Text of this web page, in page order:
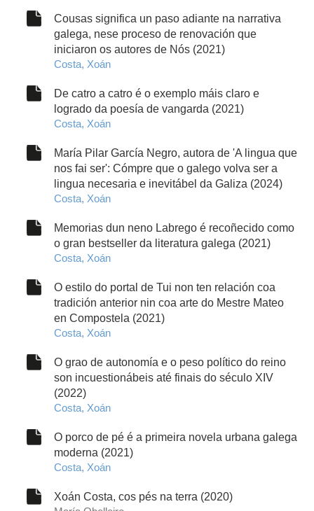
Cousas significa un paso adiante na narrativa
galega, nese proceso de renovación que
iniciaron os autores de Nós (2021)
Costa, Xoán
De catro a catro é o exemplo máis claro e
logrado da poesía de vangarda (2021)
Costa, Xoán
María Pilar García Negro, autora de 'A lingua que
nos fai ser': Cómpre que o galego volva ser a
lingua necesaria e inevitábel da Galiza (2024)
Costa, Xoán
Memorias dun neno Labrego é recoñecido como
o gran bestseller da literatura galega (2021)
Costa, Xoán
O estilo do portal de Tui non ten relación coa
tradición anterior nin coa arte do Mestre Mateo
en Compostela (2021)
Costa, Xoán
O grao de autonomía e o peso político do reino
son incuestionábeis até finais do século XIV
(2022)
Costa, Xoán
O porco de pé é a primeira novela urbana galega
moderna (2021)
Costa, Xoán
Xoán Costa, cos pés na terra (2020)